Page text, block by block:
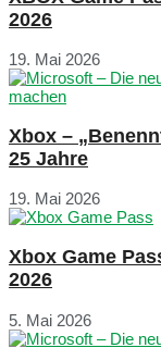
2026
19. Mai 2026
Xbox –
25 Jahre
19. Mai 2026
Xbox Game
2026
5. Mai 2026